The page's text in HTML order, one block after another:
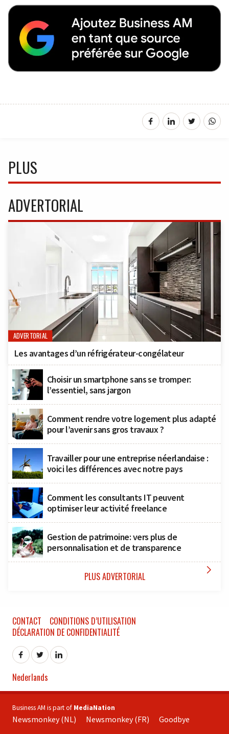
PLUS
ADVERTORIAL
ADVERTORIAL
Les avantages d’un réfrigérateur-congélateur
Choisir un smartphone sans se tromper:
l’essentiel, sans jargon
Comment rendre votre logement plus adapté
pour l’avenir sans gros travaux ?
Travailler pour une entreprise néerlandaise :
voici les différences avec notre pays
Comment les consultants IT peuvent
optimiser leur activité freelance
Gestion de patrimoine: vers plus de
personnalisation et de transparence
PLUS ADVERTORIAL 
CONTACT
CONDITIONS D’UTILISATION
DÉCLARATION DE CONFIDENTIALITÉ
Nederlands
Business AM is part of MediaNation
Newsmonkey (NL) Newsmonkey (FR) Goodbye